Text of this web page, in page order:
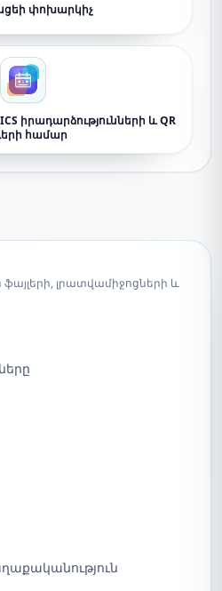
փոխարկիչ
իրադարձությունների և QR
համար
լրատվամիջոցների և